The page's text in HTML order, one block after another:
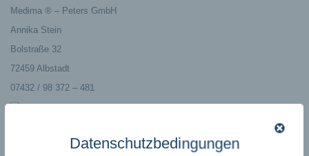
Medima ® – Peters GmbH
Annika Stein
Bolstraße 32
72459 Albstadt
07432 / 98 372 – 481
Datenschutzbedingungen